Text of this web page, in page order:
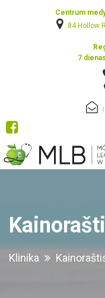
Centrum
84 Hollow
7
Klinika